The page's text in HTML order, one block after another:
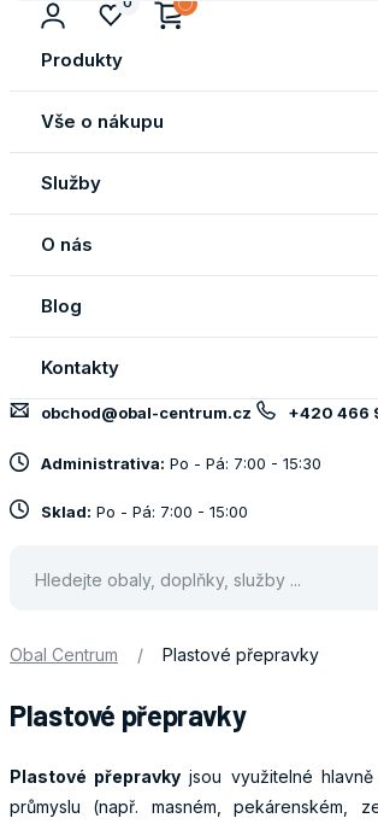
Produkty
Vše o nákupu
Služby
O nás
Blog
Kontakty
obchod@obal-centrum.cz +420 466
Administrativa: Po - Pá: 7:00 - 15:30
Sklad: Po - Pá: 7:00 - 15:00
Obal Centrum / Plastové přepravky
Plastové přepravky
Plastové přepravky jsou využitelné
průmyslu (např. masném, pekárenském,